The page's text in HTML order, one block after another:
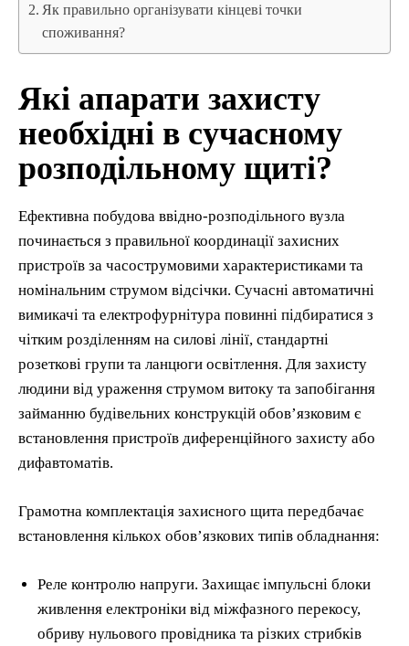
Як правильно організувати кінцеві точки
споживання?
Які апарати захисту
необхідні в сучасному
розподільному щиті?
Ефективна побудова ввідно-розподільного вузла
починається з правильної координації захисних
пристроїв за часострумовими характеристиками та
номінальним струмом відсічки. Сучасні автоматичні
вимикачі та електрофурнітура повинні підбиратися з
чітким розділенням на силові лінії, стандартні
розеткові групи та ланцюги освітлення. Для захисту
людини від ураження струмом витоку та запобігання
займанню будівельних конструкцій обов’язковим є
встановлення пристроїв диференційного захисту або
дифавтоматів.
Грамотна комплектація захисного щита передбачає
встановлення кількох обов’язкових типів обладнання:
Реле контролю напруги. Захищає імпульсні блоки
живлення електроніки від міжфазного перекосу,
обриву нульового провідника та різких стрибків